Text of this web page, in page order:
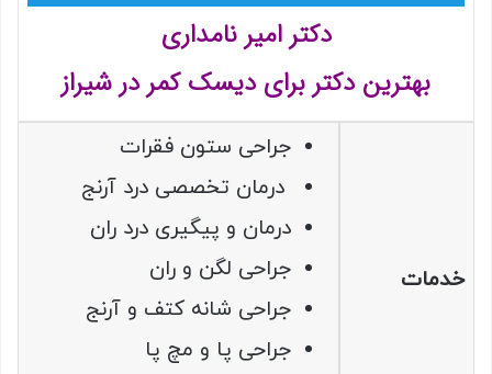
دکتر امیر نامداری
بهترین دکتر برای دیسک کمر در شیراز
خدمات
جراحی ستون فقرات
درمان تخصصی درد آرنج
درمان و پیگیری درد ران
جراحی لگن و ران
جراحی شانه کتف و آرنج
جراحی پا و مچ پا